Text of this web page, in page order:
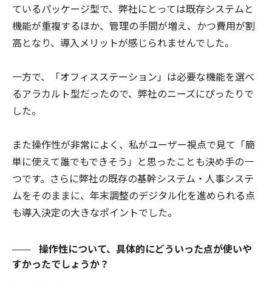
ているパッケージ型で、弊社にとっては既存システムと
機能が重複するほか、管理の手間が増え、かつ費用が割
高となり、導入メリットが感じられませんでした。
一方で、「オフィスステーション」は必要な機能を選べ
るアラカルト型だったので、弊社のニーズにぴったりで
した。
また操作性が非常によく、私がユーザー視点で見て「簡
単に使えて誰でもできそう」と思ったことも決め手の一
つです。さらに弊社の既存の基幹システム・人事システ
ムをそのままに、年末調整のデジタル化を進められる点
も導入決定の大きなポイントでした。
操作性について、具体的にどういった点が使いや
すかったでしょうか？